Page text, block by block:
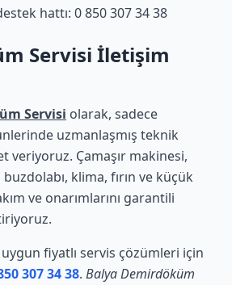
hattı: 0 850 307 34 38
Servisi İletişim
Servisi olarak, sadece
uzmanlaşmış teknik
veriyoruz. Çamaşır makinesi,
klima, fırın ve küçük
ve onarımlarını garantili
uygun fiyatlı servis çözümleri için
307 34 38. Balya Demirdöküm